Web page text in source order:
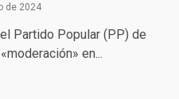
de 2024
Partido Popular (PP) de
en...